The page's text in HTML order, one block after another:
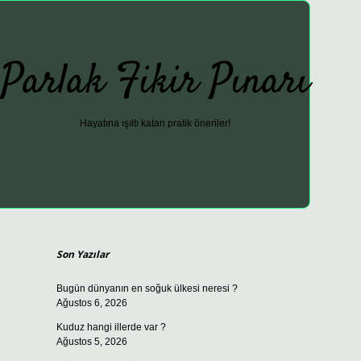
Parlak Fikir Pınarı
Hayatına ışıltı katan pratik öneriler!
Son Yazılar
Bugün dünyanın en soğuk ülkesi neresi ?
Ağustos 6, 2026
Kuduz hangi illerde var ?
Ağustos 5, 2026